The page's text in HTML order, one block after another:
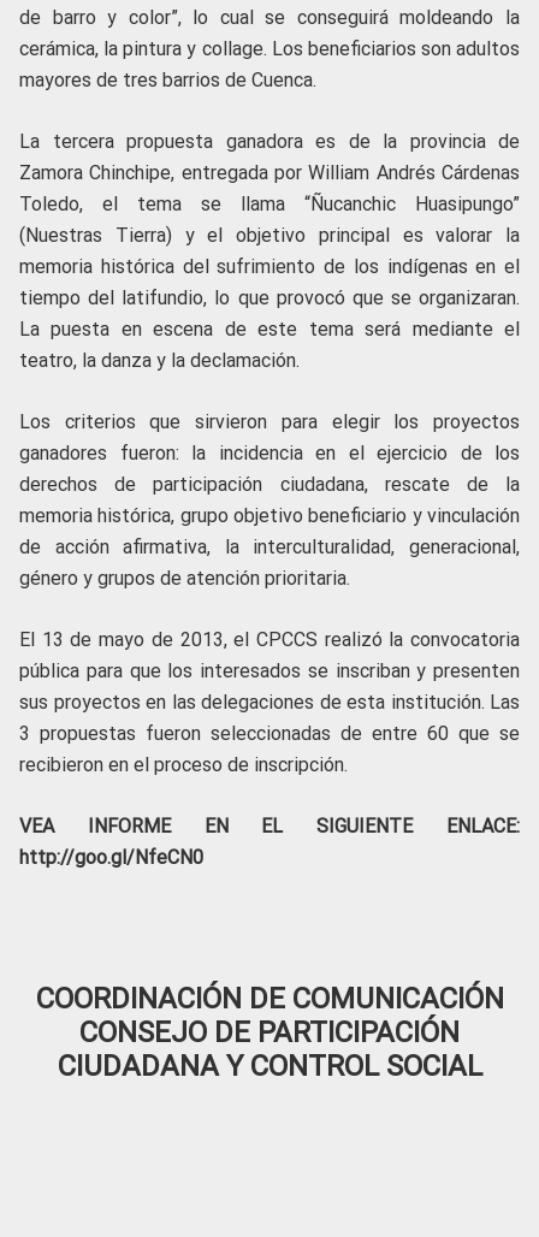
de barro y color”, lo cual se conseguirá moldeando la
cerámica, la pintura y collage. Los beneficiarios son adultos
mayores de tres barrios de Cuenca.
La tercera propuesta ganadora es de la provincia de
Zamora Chinchipe, entregada por William Andrés Cárdenas
Toledo, el tema se llama “Ñucanchic Huasipungo”
(Nuestras Tierra) y el objetivo principal es valorar la
memoria histórica del sufrimiento de los indígenas en el
tiempo del latifundio, lo que provocó que se organizaran.
La puesta en escena de este tema será mediante el
teatro, la danza y la declamación.
Los criterios que sirvieron para elegir los proyectos
ganadores fueron: la incidencia en el ejercicio de los
derechos de participación ciudadana, rescate de la
memoria histórica, grupo objetivo beneficiario y vinculación
de acción afirmativa, la interculturalidad, generacional,
género y grupos de atención prioritaria.
El 13 de mayo de 2013, el CPCCS realizó la convocatoria
pública para que los interesados se inscriban y presenten
sus proyectos en las delegaciones de esta institución. Las
3 propuestas fueron seleccionadas de entre 60 que se
recibieron en el proceso de inscripción.
VEA INFORME EN EL SIGUIENTE ENLACE:
http://goo.gl/NfeCN0
COORDINACIÓN DE COMUNICACIÓN
CONSEJO DE PARTICIPACIÓN
CIUDADANA Y CONTROL SOCIAL